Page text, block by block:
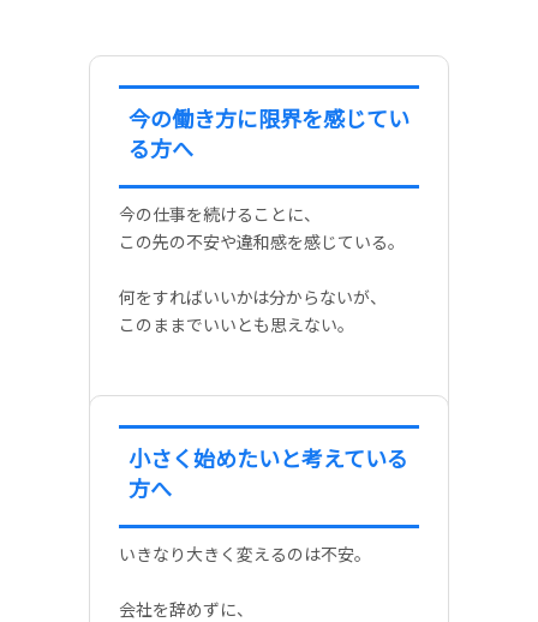
今の働き方に限界を感じてい
る方へ
今の仕事を続けることに、
この先の不安や違和感を感じている。
何をすればいいかは分からないが、
このままでいいとも思えない。
小さく始めたいと考えている
方へ
いきなり大きく変えるのは不安。
会社を辞めずに、